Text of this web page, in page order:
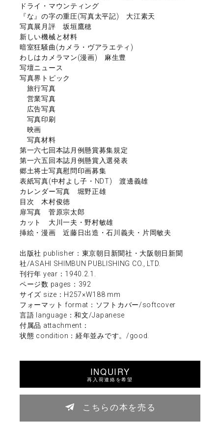
ドライ・マウンティング
『な』の字の重圧(写真太平記) 大江素天
写真展月評 坂垣鷹穂
新しい機械と材料
暗室狂騒曲(カメラ・ヴアラエティ)
わしはカメラマン(漫画) 麻生豊
写壇ニュース
写真界トピック
旅行写真
営業写真
広告写真
写真印刷
映画
写真材料
第一六七回本誌月例懸賞募集規定
第一六五回本誌月例懸賞入選発表
郷土将士写真慰問印画募集
表紙写真(中村よし子・NDT) 渡邊義雄
カレンダー写真 堀野正雄
目次 木村俊徳
扉写真 菅原宗太郎
カット 大川一夫・野村敏雄
挿絵・漫画 近藤日出造・石川義夫・片岡敏夫
出版社 publisher：東京朝日新聞社・大阪朝日新聞
社/ASAHI SHIMBUN PUBLISHING CO., LTD.
刊行年 year：1940.2.1.
ページ数 pages：392
サイズ size：H257×W188 mm
フォーマット format：ソフトカバー/softcover
言語 language：和文/Japanese
付属品 attachment：
状態 condition：経年並みです。/good.
INQUIRY
再入荷連絡を希望
こちらの本を売る